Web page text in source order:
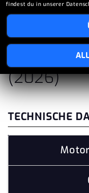
VESPA
(2026)
TECHNISCHE
findest du in unserer